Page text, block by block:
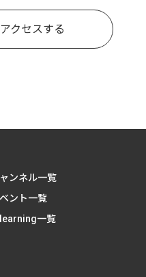
クセスする
ンネル一覧
ント一覧
一覧